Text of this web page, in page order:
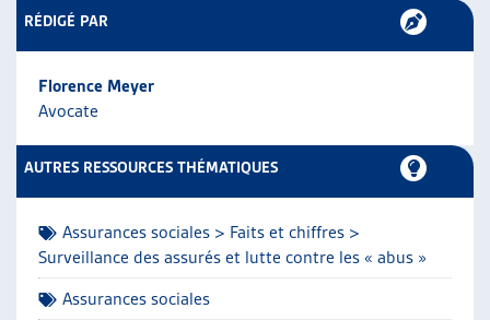
ARTIAS
L’ASSOCIATION
PROJETS ET ACTIVITÉS
JOURNÉES D’AUTOMNE
RÉDIGÉ PAR
Florence Meyer
Avocate
AUTRES RESSOURCES THÉMATIQUES
Assurances sociales > Faits et chiffres >
Surveillance des assurés et lutte contre les « abus »
Assurances sociales